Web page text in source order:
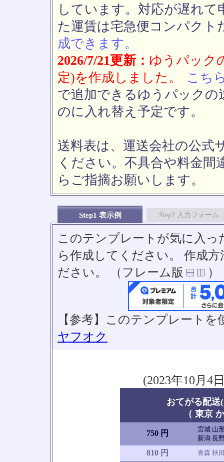
しています。対応が遅れ
た運賃は宅急便コンパクト
成できます。
2026/7/21更新： ゆうパック
定)を作成しました。
こち
で追加できるゆうパックの
のに入れ替え予定です。
送料表は、運送会社の公式
ください。不具合や料金間
らご指摘お願いします。
Step1 表示例 Step2 入力フォーム
このテンプレートが気に入っ
ら作成してください。 作成
ださい。 （フレーム版
）
【参考】このテンプレート
ヤフオク
(2023年10月4
おてがる配
（ 東京
750 円
宮城 山
新潟 長
810 円 青森 秋